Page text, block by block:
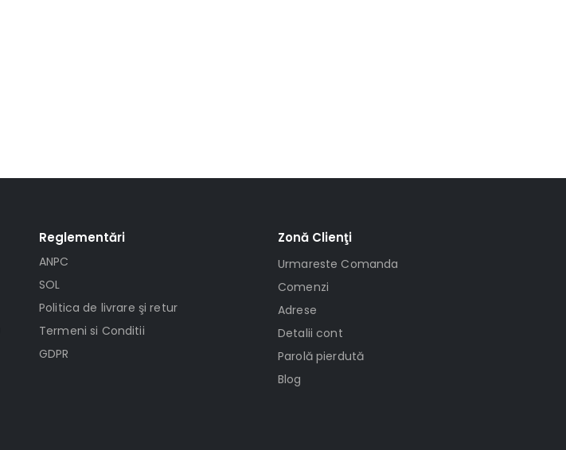
Reglementări
ANPC
SOL
Politica de livrare şi retur
Termeni si Conditii
GDPR
Zonă Clienţi
Urmareste Comanda
Comenzi
Adrese
Detalii cont
Parolă pierdută
Blog